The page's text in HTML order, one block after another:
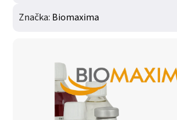
Značka: Biomaxima